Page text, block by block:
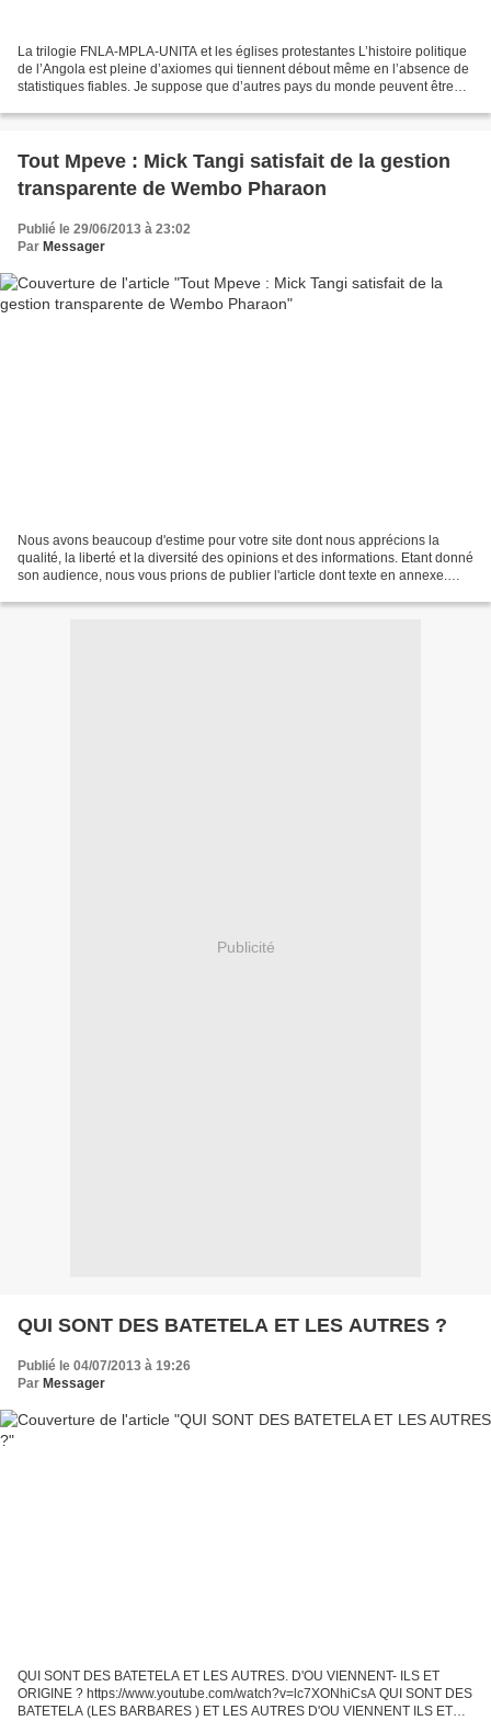
La trilogie FNLA-MPLA-UNITA et les églises protestantes L’histoire politique
de l’Angola est pleine d’axiomes qui tiennent débout même en l’absence de
statistiques fiables. Je suppose que d’autres pays du monde peuvent être
Tout Mpeve : Mick Tangi satisfait de la gestion
transparente de Wembo Pharaon
Publié le 29/06/2013 à 23:02
Par Messager
Nous avons beaucoup d'estime pour votre site dont nous apprécions la
qualité, la liberté et la diversité des opinions et des informations. Etant donné
son audience, nous vous prions de publier l'article dont texte en annexe.
Publicité
QUI SONT DES BATETELA ET LES AUTRES ?
Publié le 04/07/2013 à 19:26
Par Messager
QUI SONT DES BATETELA ET LES AUTRES. D'OU VIENNENT- ILS ET
ORIGINE ? https://www.youtube.com/watch?v=lc7XONhiCsA QUI SONT DES
BATETELA (LES BARBARES ) ET LES AUTRES D'OU VIENNENT ILS ET